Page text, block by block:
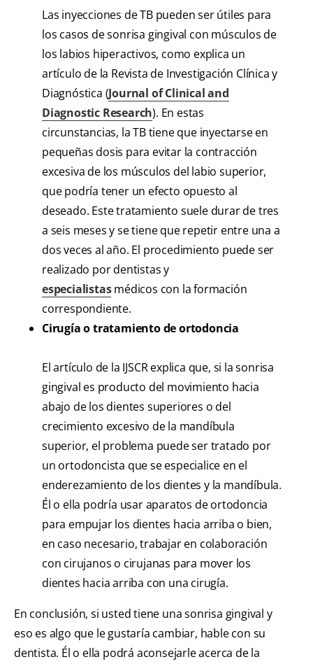
Las inyecciones de TB pueden ser útiles para
los casos de sonrisa gingival con músculos de
los labios hiperactivos, como explica un
artículo de la Revista de Investigación Clínica y
Diagnóstica (Journal of Clinical and
Diagnostic Research). En estas
circunstancias, la TB tiene que inyectarse en
pequeñas dosis para evitar la contracción
excesiva de los músculos del labio superior,
que podría tener un efecto opuesto al
deseado. Este tratamiento suele durar de tres
a seis meses y se tiene que repetir entre una a
dos veces al año. El procedimiento puede ser
realizado por dentistas y
especialistasmédicos con la formación
correspondiente.
Cirugía o tratamiento de ortodoncia
El artículo de la IJSCR explica que, si la sonrisa
gingival es producto del movimiento hacia
abajo de los dientes superiores o del
crecimiento excesivo de la mandíbula
superior, el problema puede ser tratado por
un ortodoncista que se especialice en el
enderezamiento de los dientes y la mandíbula.
Él o ella podría usar aparatos de ortodoncia
para empujar los dientes hacia arriba o bien,
en caso necesario, trabajar en colaboración
con cirujanos o cirujanas para mover los
dientes hacia arriba con una cirugía.
En conclusión, si usted tiene una sonrisa gingival y
eso es algo que le gustaría cambiar, hable con su
dentista. Él o ella podrá aconsejarle acerca de la